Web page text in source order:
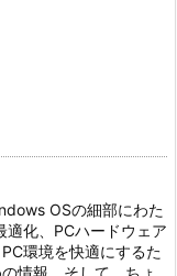
OSの細部にわた
適化、PCハードウェア
環境を快適にするた
情報、そして、ちょ